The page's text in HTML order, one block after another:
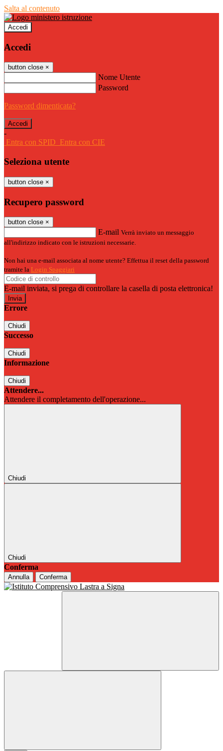
Salta al contenuto
Accedi
Accedi
button close ×
Nome Utente
Password
Password dimenticata?
-
Entra con SPID Entra con CIE
Seleziona utente
button close ×
Recupero password
button close ×
E-mail Verrà inviato un messaggio
all'indirizzo indicato con le istruzioni necessarie.
Non hai una e-mail associata al nome utente? Effettua il reset della password
tramite la Login Spaggiari
E-mail inviata, si prega di controllare la casella di posta elettronica!
Errore
Chiudi
Successo
Chiudi
Informazione
Chiudi
Attendere...
Attendere il completamento dell'operazione...
Chiudi
Chiudi
Conferma
Annulla Conferma